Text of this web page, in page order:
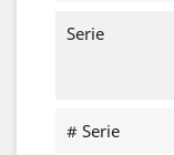
Serie
# Serie